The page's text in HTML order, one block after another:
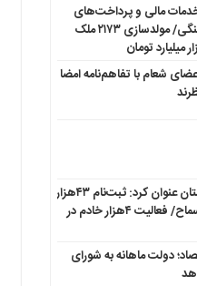
خدمات مالی و پرداخت‌های
عمومی در شرایط جنگی/ مولدسازی ۲۱۷۳ ملک
شعام با تفاهم‌نامه امضا
دبیر ستاد اربعین استان عنوان کرد: ثبت‌نام ۴۳هزار
لرستانی در سامانه سماح/ فعالیت ۴هزار خادم در
دولت ماهانه به شورای